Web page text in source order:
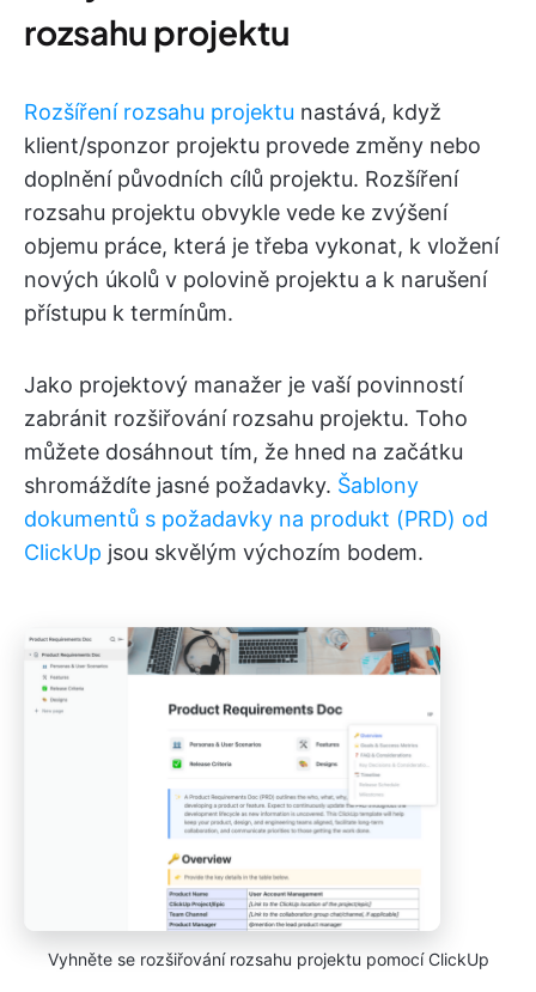
rozsahu projektu
Rozšíření rozsahu projektu nastává, když
klient/sponzor projektu provede změny nebo
doplnění původních cílů projektu. Rozšíření
rozsahu projektu obvykle vede ke zvýšení
objemu práce, která je třeba vykonat, k vložení
nových úkolů v polovině projektu a k narušení
přístupu k termínům.
Jako projektový manažer je vaší povinností
zabránit rozšiřování rozsahu projektu. Toho
můžete dosáhnout tím, že hned na začátku
shromáždíte jasné požadavky. Šablony
dokumentů s požadavky na produkt (PRD) od
ClickUp jsou skvělým výchozím bodem.
Vyhněte se rozšiřování rozsahu projektu pomocí ClickUp